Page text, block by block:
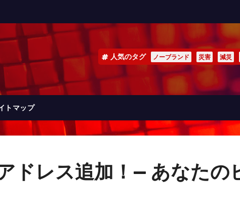
人気のタグ ノーブランド 災害 減災
トマップ
ドレス追加！— あなたの